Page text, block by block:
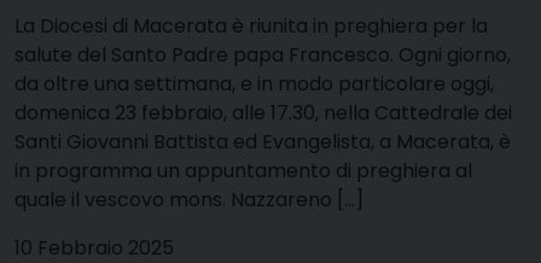
La Diocesi di Macerata è riunita in preghiera per la
salute del Santo Padre papa Francesco. Ogni giorno,
da oltre una settimana, e in modo particolare oggi,
domenica 23 febbraio, alle 17.30, nella Cattedrale dei
Santi Giovanni Battista ed Evangelista, a Macerata, è
in programma un appuntamento di preghiera al
quale il vescovo mons. Nazzareno […]
10 Febbraio 2025